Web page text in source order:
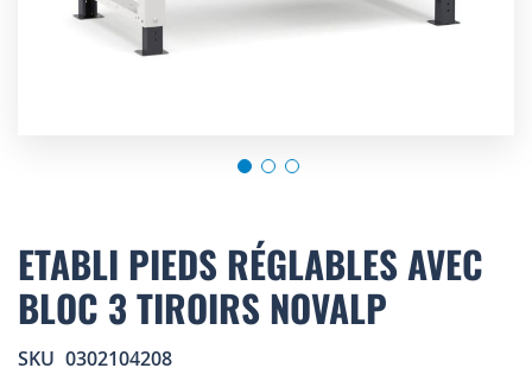
to
the
beginning
of
images
ETABLI PIEDS RÉGLABLES AVEC
BLOC 3 TIROIRS NOVALP
SKU 0302104208